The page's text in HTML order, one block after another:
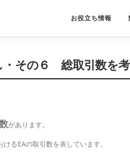
お役立ち情報
・その６ 総取引数を
があります。
るEAの取引数を表しています。